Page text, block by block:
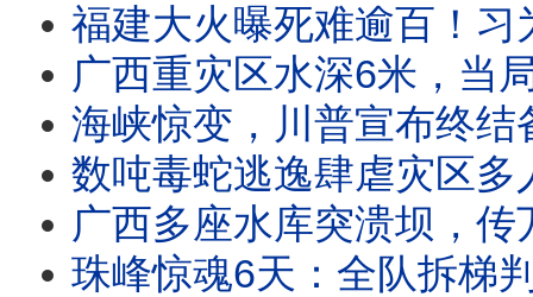
福建大火曝死难逾百！习为何死活不去灾区？长征火箭首次
广西重灾区水深6米，当局大举“抓特务”；自媒体灾区曝惊人真相，官
海峡惊变，川普宣布终结备忘录；美重启打击，伊朗封锁海峡退出核武谈判；
数吨毒蛇逃逸肆虐灾区多人被咬！亡者被冲入超市官方无视；习“管家”双开
广西多座水库突溃坝，传万人失联，数村庄瞬间没顶；又是
珠峰惊魂6天：全队拆梯判他死亡，他却爬著回来｜商